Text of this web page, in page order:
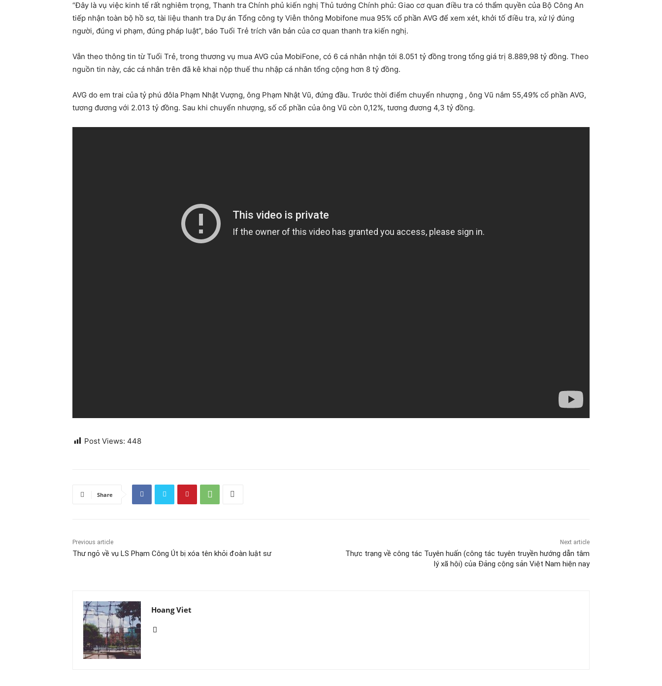
“Đây là vụ việc kinh tế rất nghiêm trọng, Thanh tra Chính phủ kiến nghị Thủ tướng Chính phủ: Giao cơ quan điều tra có thẩm quyền của Bộ Công An
tiếp nhận toàn bộ hồ sơ, tài liệu thanh tra Dự án Tổng công ty Viễn thông Mobifone mua 95% cổ phần AVG để xem xét, khởi tố điều tra, xử lý đúng
người, đúng vi phạm, đúng pháp luật”, báo Tuổi Trẻ trích văn bản của cơ quan thanh tra kiến nghị.
Vẫn theo thông tin từ Tuổi Trẻ, trong thương vụ mua AVG của MobiFone, có 6 cá nhân nhận tới 8.051 tỷ đồng trong tổng giá trị 8.889,98 tỷ đồng. Theo
nguồn tin này, các cá nhân trên đã kê khai nộp thuế thu nhập cá nhân tổng cộng hơn 8 tỷ đồng.
AVG do em trai của tỷ phú đôla Phạm Nhật Vượng, ông Phạm Nhật Vũ, đứng đầu. Trước thời điểm chuyển nhượng , ông Vũ nắm 55,49% cổ phần AVG,
tương đương với 2.013 tỷ đồng. Sau khi chuyển nhượng, số cổ phần của ông Vũ còn 0,12%, tương đương 4,3 tỷ đồng.
Post Views: 448
Share
Previous article
Thư ngỏ về vụ LS Phạm Công Út bị xóa tên khỏi đoàn luật sư
Next article
Thực trạng về công tác Tuyên huấn (công tác tuyên truyền hướng dẫn tâm
lý xã hội) của Đảng cộng sản Việt Nam hiện nay
Hoang Viet